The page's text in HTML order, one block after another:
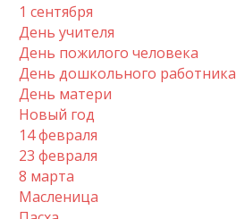
1 сентября
День учителя
День пожилого человека
День дошкольного работника
День матери
Новый год
14 февраля
23 февраля
8 марта
Масленица